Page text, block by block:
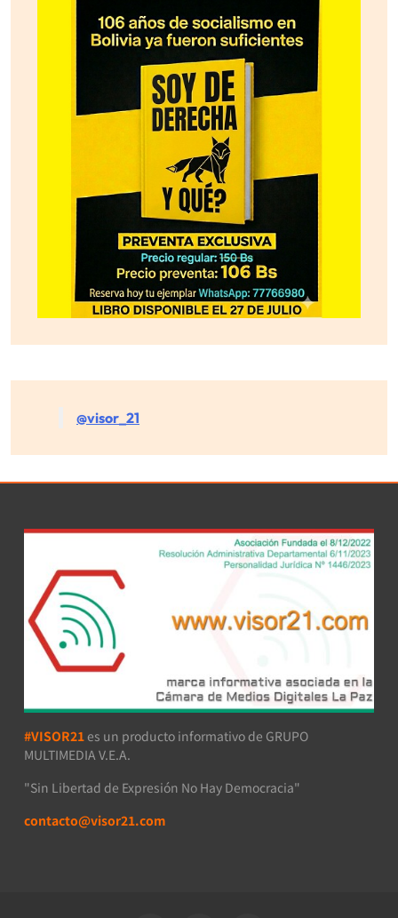
@visor_21
#VISOR21 es un producto informativo de GRUPO
MULTIMEDIA V.E.A.
"Sin Libertad de Expresión No Hay Democracia"
contacto@visor21.com